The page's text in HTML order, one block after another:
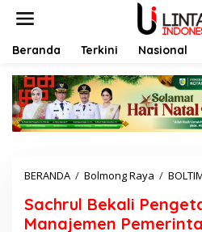
Beranda Terkini Nasional
BERANDA / Bolmong Raya /
Sachrul Bekali
Manajemen